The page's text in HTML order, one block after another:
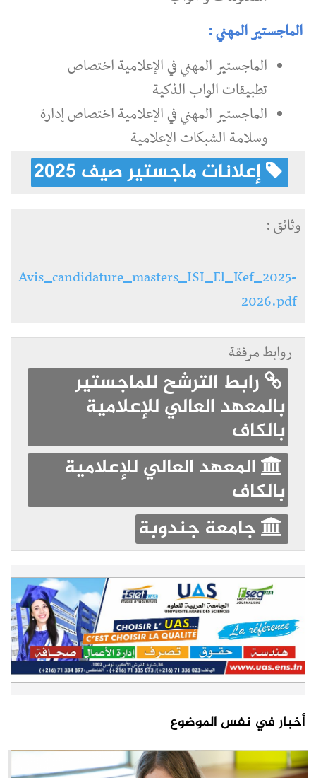
الماجستير المهني :
الماجستير المهني في الإعلامية اختصاص
تطبيقات الواب الذكية
الماجستير المهني في الإعلامية اختصاص إدارة
وسلامة الشبكات الإعلامية
إعلانات ماجستير صيف 2025
وثائق :
Avis_candidature_masters_ISI_El_Kef_2025-
2026.pdf
روابط مرفقة
رابط الترشح للماجستير
بالمعهد العالي للإعلامية
بالكاف
المعهد العالي للإعلامية
بالكاف
جامعة جندوبة
أخبار في نفس الموضوع